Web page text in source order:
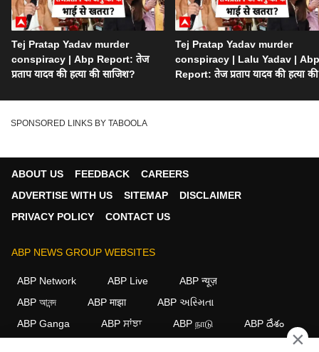
Tej Pratap Yadav murder
conspiracy | Abp Report: तेज
प्रताप यादव की हत्या की साजिश?
Tej Pratap Yadav murder
conspiracy | Lalu Yadav | Abp
Report: तेज प्रताप यादव की हत्या की
SPONSORED LINKS BY TABOOLA
ABOUT US FEEDBACK
CAREERS
ADVERTISE WITH US
SITEMAP
DISCLAIMER
PRIVACY POLICY
CONTACT US
ABP NEWS GROUP WEBSITES
ABP Network ABP Live
ABP न्यूज़
ABP আনন্দ
ABP माझा
ABP અસ્મિતા
ABP Ganga
ABP ਸਾਂਝਾ ABP நாடு ABP దేశం
×